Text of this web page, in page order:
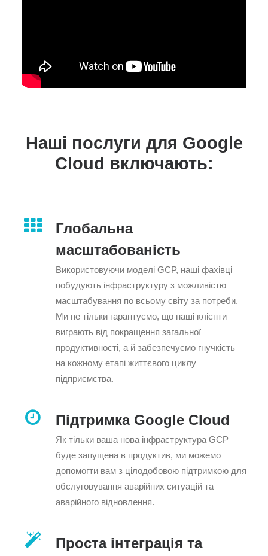
Наші послуги для Google
Cloud включають:
Глобальна
масштабованість
Використовуючи моделі GCP, наші фахівці
побудують інфраструктуру з можливістю
масштабування по всьому світу за потреби.
Ми не тільки гарантуємо, що наші клієнти
виграють від покращення загальної
продуктивності, а й забезпечуємо гнучкість
на кожному етапі життєвого циклу
підприємства.
Підтримка Google Cloud
Як тільки ваша нова інфраструктура GCP
буде запущена в продуктив, ми можемо
допомогти вам з цілодобовою підтримкою для
обслуговування аварійних ситуацій та
аварійного відновлення.
Проста інтеграція та